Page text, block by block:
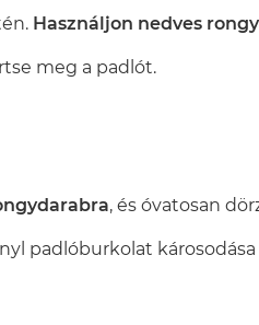
Használjon nedves
meg a padlót.
, és óvatosan
padlóburkolat